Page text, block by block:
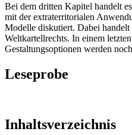
Bei dem dritten Kapitel handelt
mit der extraterritorialen
Modelle diskutiert. Dabei
Weltkartellrechts. In einem
Gestaltungsoptionen werden
Leseprobe
Inhaltsverzeichnis